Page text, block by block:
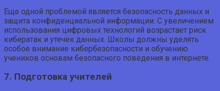
Еще одной проблемой является безопасность данных и
защита конфиденциальной информации. С увеличением
использования цифровых технологий возрастает риск
кибератак и утечек данных. Школы должны уделять
особое внимание кибербезопасности и обучению
учеников основам безопасного поведения в интернете.
7. Подготовка учителей